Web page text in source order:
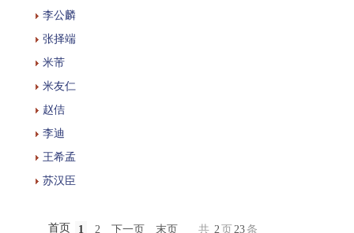
李公麟
张择端
米芾
米友仁
赵佶
李迪
王希孟
苏汉臣
首页 1 2 下一页 末页 共 2 页 23 条